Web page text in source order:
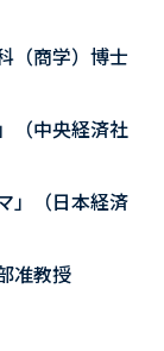
（商学）博士
（中央経済社
」（日本経済
准教授